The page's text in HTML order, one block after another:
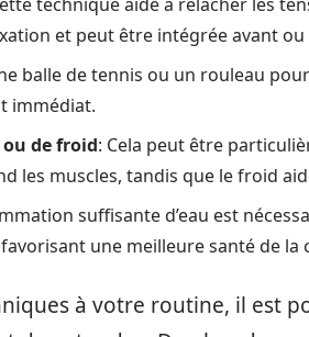
et peut être intégrée avant ou
balle de tennis ou un rouleau
immédiat.
de froid: Cela peut être
les muscles, tandis que le froid
suffisante d’eau est
une meilleure santé de la
à votre routine, il est